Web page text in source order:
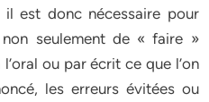
est donc nécessaire pour
seulement de « faire »
ou par écrit ce que l’on
les erreurs évitées ou